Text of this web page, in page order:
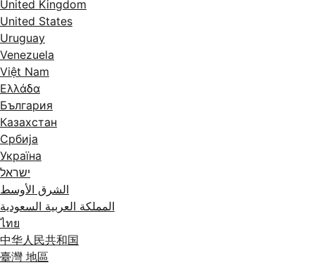
United Kingdom
United States
Uruguay
Venezuela
Việt Nam
Ελλάδα
България
Казахстан
Србија
Україна
ישראל
الشرق الأوسط
المملكة العربية السعودية
ไทย
中华人民共和国
臺灣 地區